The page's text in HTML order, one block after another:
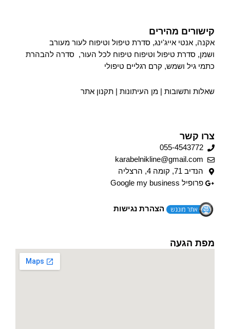
קישורים מהירים
אקנה, אנטי אייג'ינג, סדרת טיפול וטיפוח לעור מעורב
ושמן, סדרת טיפול וטיפוח טיפוח לכל העור, סדרה להבהרת
כתמי גיל ושמש, קרם רגליים טיפולי
שאלות ותשובות מן העיתונות תקנון אתר
צרו קשר
055-4543772
karabelnikline@gmail.com
הנדיב 71, קומה 4, הרצליה
פרופיל Google my business
הצהרת נגישות
מפת הגעה